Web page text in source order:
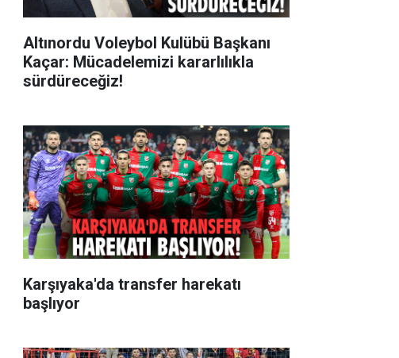
Altınordu Voleybol Kulübü Başkanı
Kaçar: Mücadelemizi kararlılıkla
sürdüreceğiz!
Karşıyaka'da transfer harekatı
başlıyor